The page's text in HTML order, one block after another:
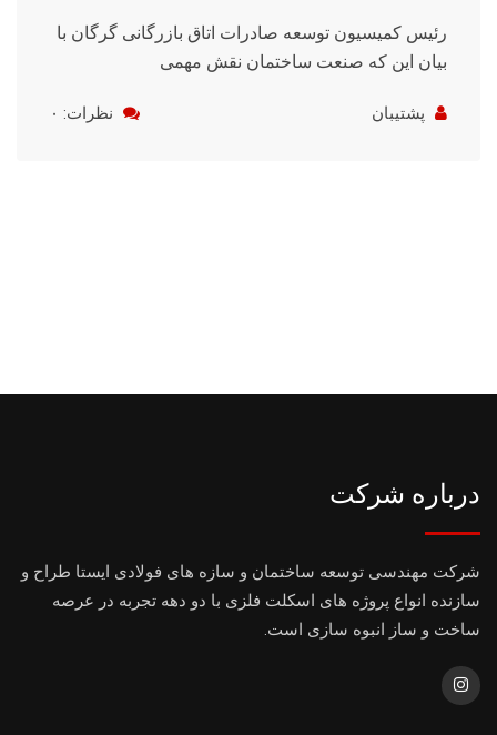
رئیس کمیسیون توسعه صادرات اتاق بازرگانی گرگان با
بیان این که صنعت ساختمان نقش مهمی
پشتیبان نظرات: ۰
درباره شرکت
شرکت مهندسی توسعه ساختمان و سازه های فولادی ایستا طراح و
سازنده انواع پروژه های اسکلت فلزی با دو دهه تجربه در عرصه
ساخت و ساز انبوه سازی است.